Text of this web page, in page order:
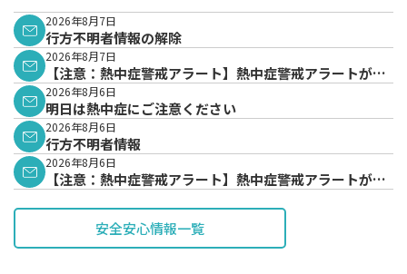
2026年8月7日
行方不明者情報の解除
2026年8月7日
【注意：熱中症警戒アラート】熱中症警戒アラートが発
表されています。
2026年8月6日
明日は熱中症にご注意ください
2026年8月6日
行方不明者情報
2026年8月6日
【注意：熱中症警戒アラート】熱中症警戒アラートが発
安全安心情報一覧